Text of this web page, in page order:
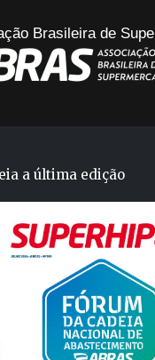
Brasileira de
a última edição